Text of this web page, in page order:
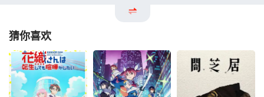
猜你喜欢